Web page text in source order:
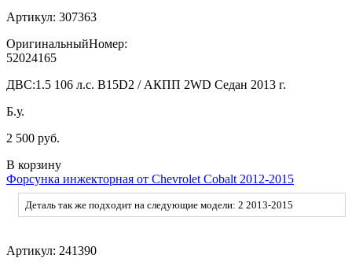
Артикул: 307363
ОригинальныйНомер:
52024165
ДВС:1.5 106 л.с. B15D2 / АКПП 2WD Седан 2013 г.
Б.у.
2 500 руб.
В корзину
Форсунка инжекторная от Chevrolet Cobalt 2012-2015
Деталь так же подходит на следующие модели: 2 2013-2015
Артикул: 241390